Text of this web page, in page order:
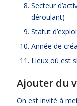
Secteur
déroulant)
Statut
Année de
Lieux où est
Ajouter du
On est invité à